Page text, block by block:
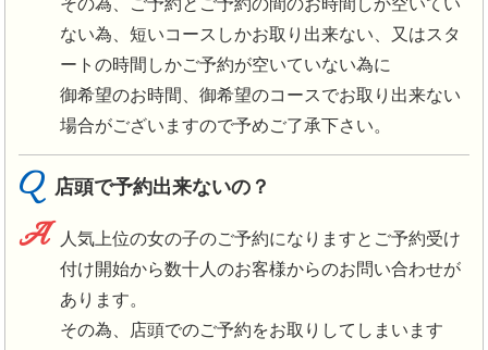
その為、ご予約とご予約の間のお時間しか空いてい
ない為、短いコースしかお取り出来ない、又はスタ
ートの時間しかご予約が空いていない為に
御希望のお時間、御希望のコースでお取り出来ない
場合がございますので予めご了承下さい。
Q 店頭で予約出来ないの？
A
人気上位の女の子のご予約になりますとご予約受け
付け開始から数十人のお客様からのお問い合わせが
あります。
その為、店頭でのご予約をお取りしてしまいます